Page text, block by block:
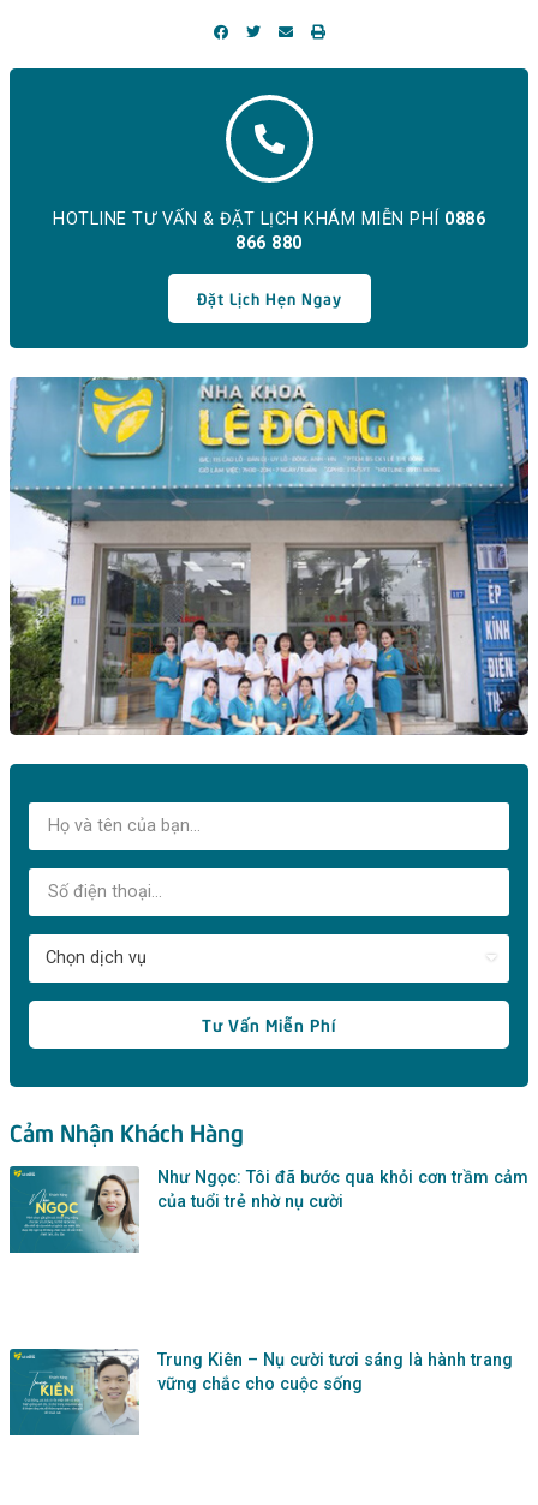
HOTLINE TƯ VẤN & ĐẶT LỊCH KHÁM MIỄN PHÍ 0886
866 880
Đặt Lịch Hẹn Ngay
Tư Vấn Miễn Phí
Cảm Nhận Khách Hàng
Như Ngọc: Tôi đã bước qua khỏi cơn trầm cảm
của tuổi trẻ nhờ nụ cười
Trung Kiên – Nụ cười tươi sáng là hành trang
vững chắc cho cuộc sống